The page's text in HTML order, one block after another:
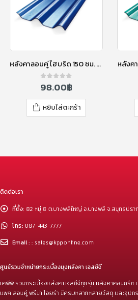
หลังคาลอนคู่ ไฮบริด 150 ซม. สีน้ำเงินประกายมุก
out of 5
98.00฿
หยิบใส่ตะกร้า
ติดต่อเรา
ที่ตั้ง: 82 หมู่ 8 ต.บางพลีใหญ่ อ.บางพลี จ.สมุทรปรา
โทร: 087-443-7777
Email : : sales@kpponline.com
ศูนย์รวมจำหน่ายกระเบื้องมุงหลังคา เอสซีจี
เคพีพี รวมกระเบื้องหลังคาเอสซีจีทุกรุ่น หลังคาคอนกรีต
แพค ลอนคู่ พรีม่า ไอยร่า มีครบหลากหลายวัสดุ และอุป